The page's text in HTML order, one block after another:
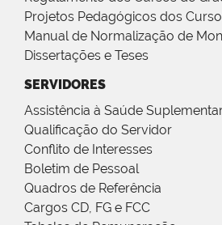
Projetos Pedagógicos dos
Manual de Normalização de
Dissertações e Teses
SERVIDORES
Assistência à Saúde
Qualificação do Servidor
Conflito de Interesses
Boletim de Pessoal
Quadros de Referência
Cargos CD, FG e FCC